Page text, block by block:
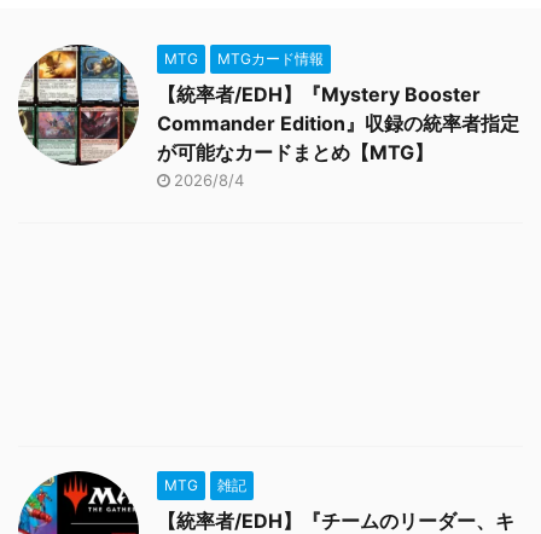
MTG MTGカード情報
【統率者/EDH】『Mystery Booster
Commander Edition』収録の統率者指定
が可能なカードまとめ【MTG】
2026/8/4
MTG 雑記
【統率者/EDH】『チームのリーダー、キ